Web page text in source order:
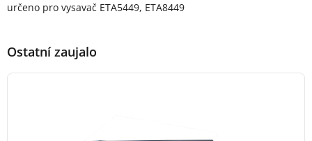
určeno pro vysavač ETA5449, ETA8449
Ostatní zaujalo